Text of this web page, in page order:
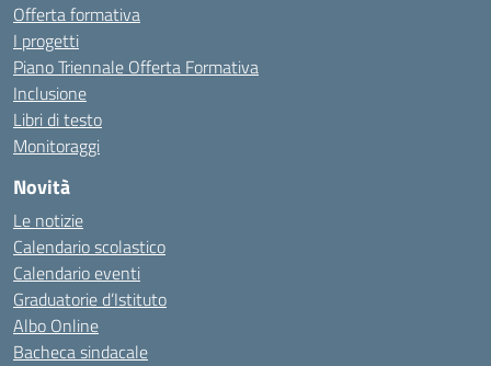
Offerta formativa
I progetti
Piano Triennale Offerta Formativa
Inclusione
Libri di testo
Monitoraggi
Novità
Le notizie
Calendario scolastico
Calendario eventi
Graduatorie d’Istituto
Albo Online
Bacheca sindacale